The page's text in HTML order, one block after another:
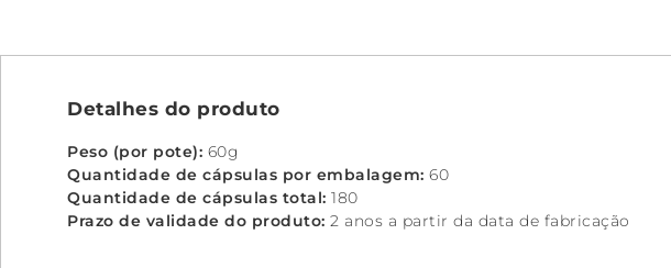
Detalhes do produto
Peso (por pote): 60g
Quantidade de cápsulas por embalagem: 60
Quantidade de cápsulas total: 180
Prazo de validade do produto: 2 anos a partir da data de fabricação